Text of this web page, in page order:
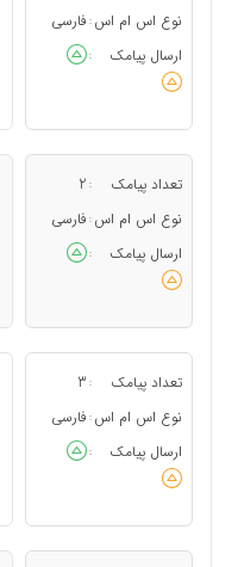
نوع اس ام اس : فارسی
ارسال پیامک
:
تعداد پیامک :
2
نوع اس ام اس : فارسی
ارسال پیامک
:
تعداد پیامک :
3
نوع اس ام اس : فارسی
ارسال پیامک
: